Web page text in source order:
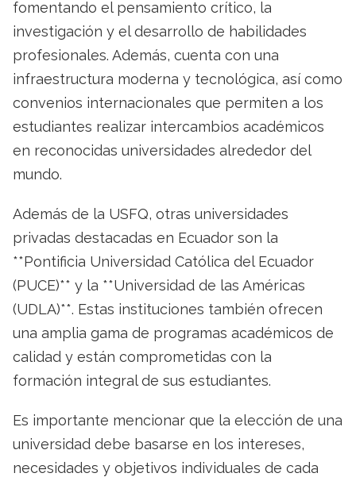
fomentando el pensamiento crítico, la
investigación y el desarrollo de habilidades
profesionales. Además, cuenta con una
infraestructura moderna y tecnológica, así como
convenios internacionales que permiten a los
estudiantes realizar intercambios académicos
en reconocidas universidades alrededor del
mundo.
Además de la USFQ, otras universidades
privadas destacadas en Ecuador son la
**Pontificia Universidad Católica del Ecuador
(PUCE)** y la **Universidad de las Américas
(UDLA)**. Estas instituciones también ofrecen
una amplia gama de programas académicos de
calidad y están comprometidas con la
formación integral de sus estudiantes.
Es importante mencionar que la elección de una
universidad debe basarse en los intereses,
necesidades y objetivos individuales de cada